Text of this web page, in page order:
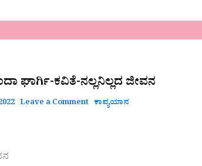
ಘಾರ್ಗಿ-ಕವಿತೆ-ನಲ್ಲನಿಲ್ಲದ ಜೀವನ
Leave a Comment ಕಾವ್ಯಯಾನ